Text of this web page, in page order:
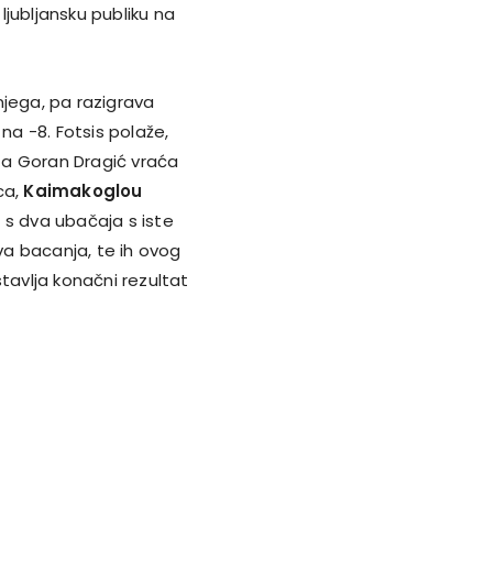
publiku na
pa razigrava
-8. Fotsis polaže,
Goran Dragić vraća
Kaimakoglou
dva ubačaja s iste
bacanja, te ih ovog
konačni rezultat